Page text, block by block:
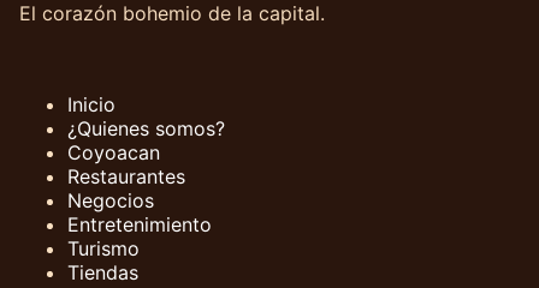
El corazón bohemio de la capital.
Inicio
¿Quienes somos?
Coyoacan
Restaurantes
Negocios
Entretenimiento
Turismo
Tiendas